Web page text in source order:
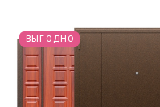
ВЫГОДНО